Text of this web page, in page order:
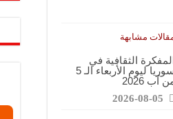
وتعزيز حضوره الإعلامي
إعادة الإعمار في سوريا
مشابهة
الثقافية في
سوريا ليوم الأربعاء الـ 5
آب 2026
2026-08-05